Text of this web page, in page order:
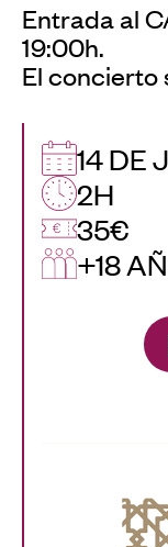
Entrada al
19:00h.
El concierto
14 DE
2H
35€
+18